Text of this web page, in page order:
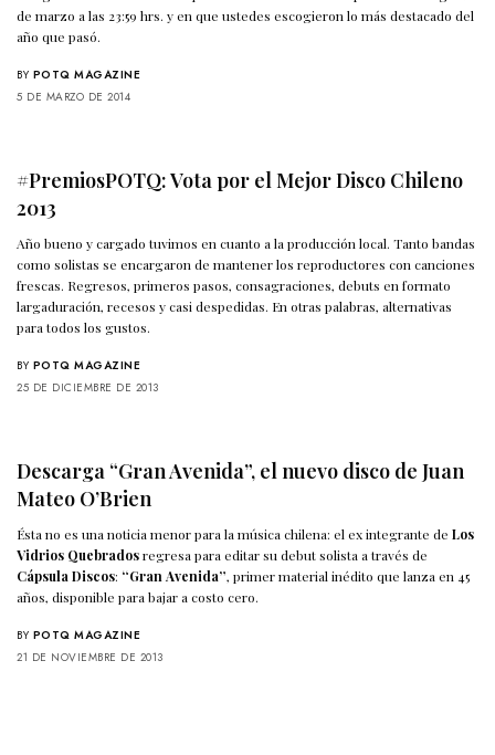
de marzo a las 23:59 hrs. y en que ustedes escogieron lo más destacado del
año que pasó.
BY POTQ MAGAZINE
5 DE MARZO DE 2014
#PremiosPOTQ: Vota por el Mejor Disco Chileno
2013
Año bueno y cargado tuvimos en cuanto a la producción local. Tanto bandas
como solistas se encargaron de mantener los reproductores con canciones
frescas. Regresos, primeros pasos, consagraciones, debuts en formato
largaduración, recesos y casi despedidas. En otras palabras, alternativas
para todos los gustos.
BY POTQ MAGAZINE
25 DE DICIEMBRE DE 2013
Descarga “Gran Avenida”, el nuevo disco de Juan
Mateo O’Brien
Ésta no es una noticia menor para la música chilena: el ex integrante deLos
Vidrios Quebradosregresa para editar su debut solista a través de
Cápsula Discos: “Gran Avenida”, primer material inédito que lanza en 45
años, disponible para bajar a costo cero.
BY POTQ MAGAZINE
21 DE NOVIEMBRE DE 2013